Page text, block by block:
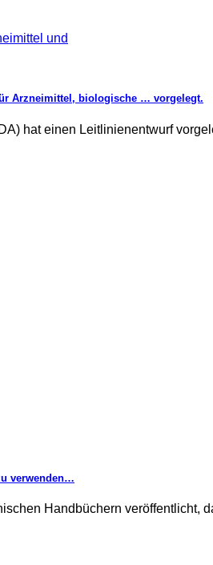
Arzneimittel, biologische … vorgelegt.
hat einen Leitlinienentwurf
verwenden…
Handbüchern